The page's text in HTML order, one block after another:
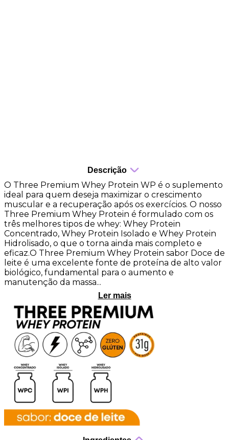
Descrição
O Three Premium Whey Protein WP é o suplemento
ideal para quem deseja maximizar o crescimento
muscular e a recuperação após os exercícios. O nosso
Three Premium Whey Protein é formulado com os
três melhores tipos de whey: Whey Protein
Concentrado, Whey Protein Isolado e Whey Protein
Hidrolisado, o que o torna ainda mais completo e
eficaz.O Three Premium Whey Protein sabor Doce de
leite é uma excelente fonte de proteína de alto valor
biológico, fundamental para o aumento e
manutenção da massa...
Ler mais